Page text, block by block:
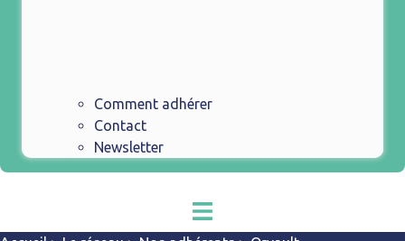
Comment adhérer
Contact
Newsletter